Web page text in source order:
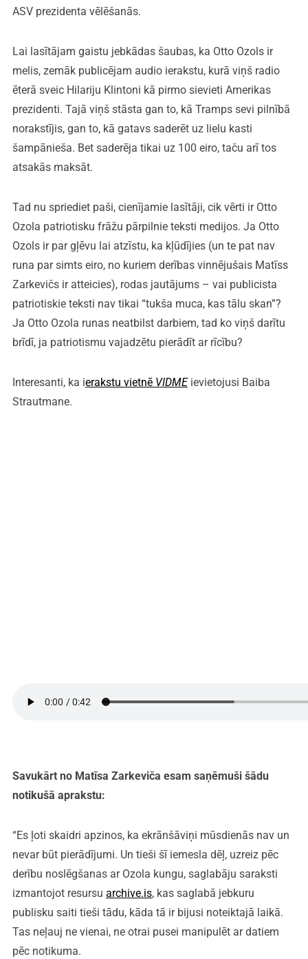
ASV prezidenta vēlēšanās.
Lai lasītājam gaistu jebkādas šaubas, ka Otto Ozols ir
melis, zemāk publicējam audio ierakstu, kurā viņš radio
ēterā sveic Hilariju Klintoni kā pirmo sievieti Amerikas
prezidenti. Tajā viņš stāsta gan to, kā Tramps sevi pilnībā
norakstījis, gan to, kā gatavs saderēt uz lielu kasti
šampānieša. Bet saderēja tikai uz 100 eiro, taču arī tos
atsakās maksāt.
Tad nu spriediet paši, cienījamie lasītāji, cik vērti ir Otto
Ozola patriotisku frāžu pārpilnie teksti medijos. Ja Otto
Ozols ir par gļēvu lai atzīstu, ka kļūdījies (un te pat nav
runa par simts eiro, no kuriem derības vinnējušais Matīss
Zarkevičs ir atteicies), rodas jautājums – vai publicista
patriotiskie teksti nav tikai “tukša muca, kas tālu skan”?
Ja Otto Ozola runas neatbilst darbiem, tad ko viņš darītu
brīdī, ja patriotismu vajadzētu pierādīt ar rīcību?
Interesanti, ka ierakstu vietnē VIDMEievietojusi Baiba
Strautmane.
Savukārt no Matīsa Zarkeviča esam saņēmuši šādu
notikušā aprakstu:
“Es ļoti skaidri apzinos, ka ekrānšāviņi mūsdienās nav un
nevar būt pierādījumi. Un tieši šī iemesla dēļ, uzreiz pēc
derību noslēgšanas ar Ozola kungu, saglabāju saraksti
izmantojot resursu archive.is, kas saglabā jebkuru
publisku saiti tieši tādu, kāda tā ir bijusi noteiktajā laikā.
Tas neļauj ne vienai, ne otrai pusei manipulēt ar datiem
pēc notikuma.